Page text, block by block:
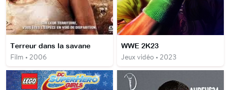
Terreur dans la savane
Film • 2006
WWE 2K23
Jeux vidéo • 2023